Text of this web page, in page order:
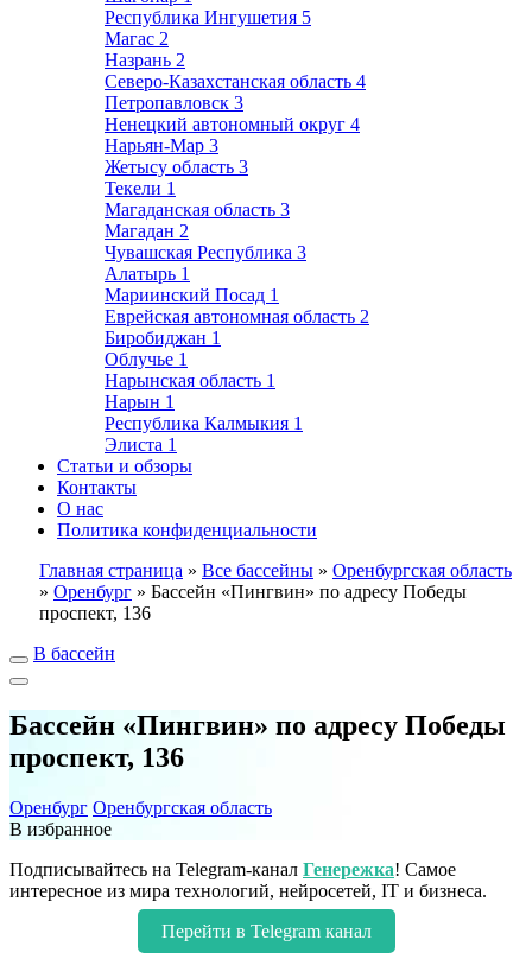
Республика Ингушетия 5
Магас 2
Назрань 2
Северо-Казахстанская область 4
Петропавловск 3
Ненецкий автономный округ 4
Нарьян-Мар 3
Жетысу область 3
Текели 1
Магаданская область 3
Магадан 2
Чувашская Республика 3
Алатырь 1
Мариинский Посад 1
Еврейская автономная область 2
Биробиджан 1
Облучье 1
Нарынская область 1
Нарын 1
Республика Калмыкия 1
Элиста 1
Статьи и обзоры
Контакты
О нас
Политика конфиденциальности
Главная страница » Все бассейны » Оренбургская область
» Оренбург » Бассейн «Пингвин» по адресу Победы
проспект, 136
В бассейн
Бассейн «Пингвин» по адресу Победы
проспект, 136
Оренбург Оренбургская область
В избранное
Подписывайтесь на Telegram-канал Генережка! Самое
интересное из мира технологий, нейросетей, IT и бизнеса.
Перейти в Telegram канал